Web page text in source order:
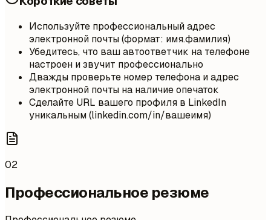
Используйте профессиональный адрес
электронной почты (формат: имя.фамилия)
Убедитесь, что ваш автоответчик на телефоне
настроен и звучит профессионально
Дважды проверьте номер телефона и адрес
электронной почты на наличие опечаток
Сделайте URL вашего профиля в LinkedIn
уникальным (linkedin.com/in/вашеимя)
02
Профессиональное резюме